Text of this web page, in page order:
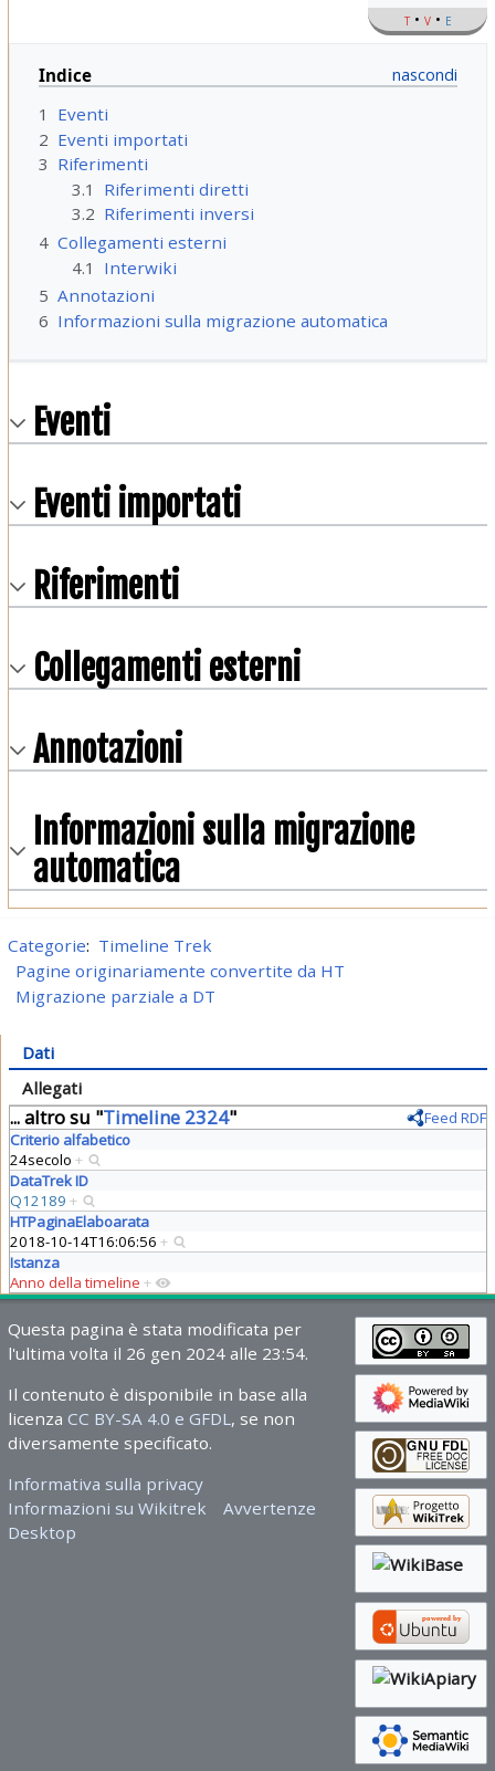
t v e
Indice
1
Eventi
2 Eventi importati
3 Riferimenti
3.1
Riferimenti diretti
3.2 Riferimenti inversi
4 Collegamenti esterni
4.1
Interwiki
5 Annotazioni
6 Informazioni sulla migrazione automatica
Eventi
Eventi importati
Riferimenti
Collegamenti esterni
Annotazioni
Informazioni sulla migrazione
automatica
Categorie: Timeline Trek
Pagine originariamente convertite da HT
Migrazione parziale a DT
Dati
Allegati
... altro su "Timeline 2324"
Feed RDF
Criterio alfabetico
24secolo +
DataTrek ID
Q12189 +
HTPaginaElaboarata
2018-10-14T16:06:56 +
Istanza
Anno della timeline +
Questa pagina è stata modificata per
l'ultima volta il 26 gen 2024 alle 23:54.
Il contenuto è disponibile in base alla
licenza CC BY-SA 4.0 e GFDL, se non
diversamente specificato.
Informativa sulla privacy
Informazioni su Wikitrek
Avvertenze
Desktop